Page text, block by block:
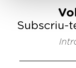
Subscriu-